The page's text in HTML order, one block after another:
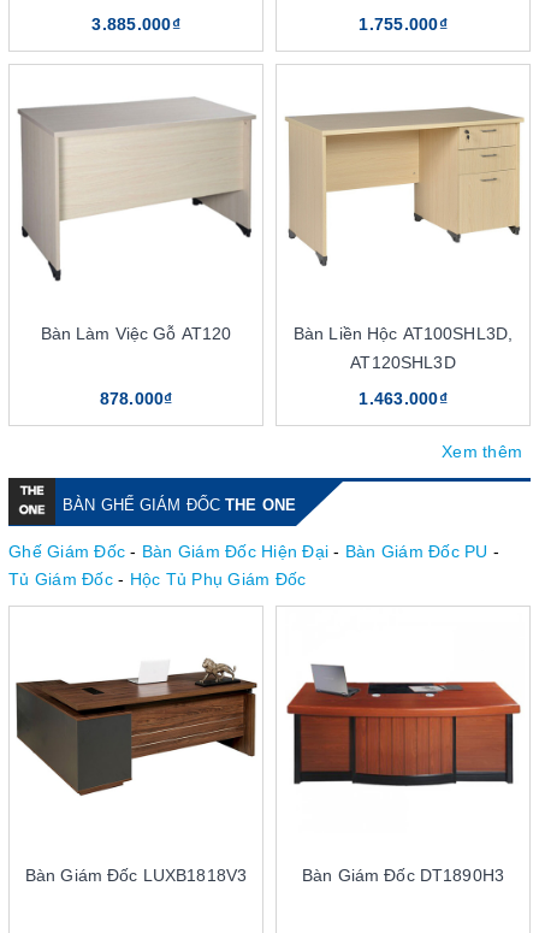
3.885.000₫
Bàn Làm Việc Gỗ AT120
878.000₫
1.755.000₫
Bàn Liền Hộc AT100SHL3D,
AT120SHL3D
1.463.000₫
Xem thêm
BÀN GHẾ GIÁM ĐỐCTHE ONE
Ghế Giám Đốc - Bàn Giám Đốc Hiện Đại - Bàn Giám Đốc PU -
Tủ Giám Đốc- Hộc Tủ Phụ Giám Đốc
Bàn Giám Đốc LUXB1818V3 Bàn Giám Đốc DT1890H3